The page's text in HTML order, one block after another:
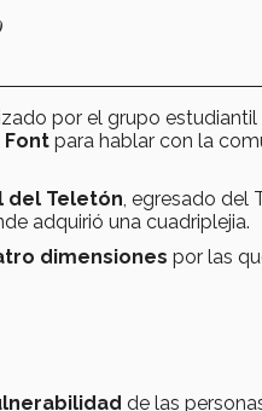
por el grupo estudiantil
Font para hablar con la
del Teletón , egresado del
adquirió una cuadriplejia.
dimensiones por las
de las